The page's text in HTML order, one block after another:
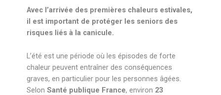
Avec l’arrivée des premières chaleurs estivales,
il est important de protéger les seniors des
risques liés à la canicule.
L’été est une période où les épisodes de forte
chaleur peuvent entraîner des conséquences
graves, en particulier pour les personnes âgées.
Selon Santé publique France, environ 23